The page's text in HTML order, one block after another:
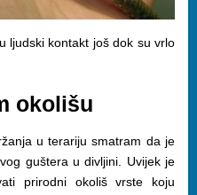
ljudski kontakt još dok su vrlo
okolišu
u terariju smatram da je
guštera u divljini. Uvijek je
prirodni okoliš vrste koju